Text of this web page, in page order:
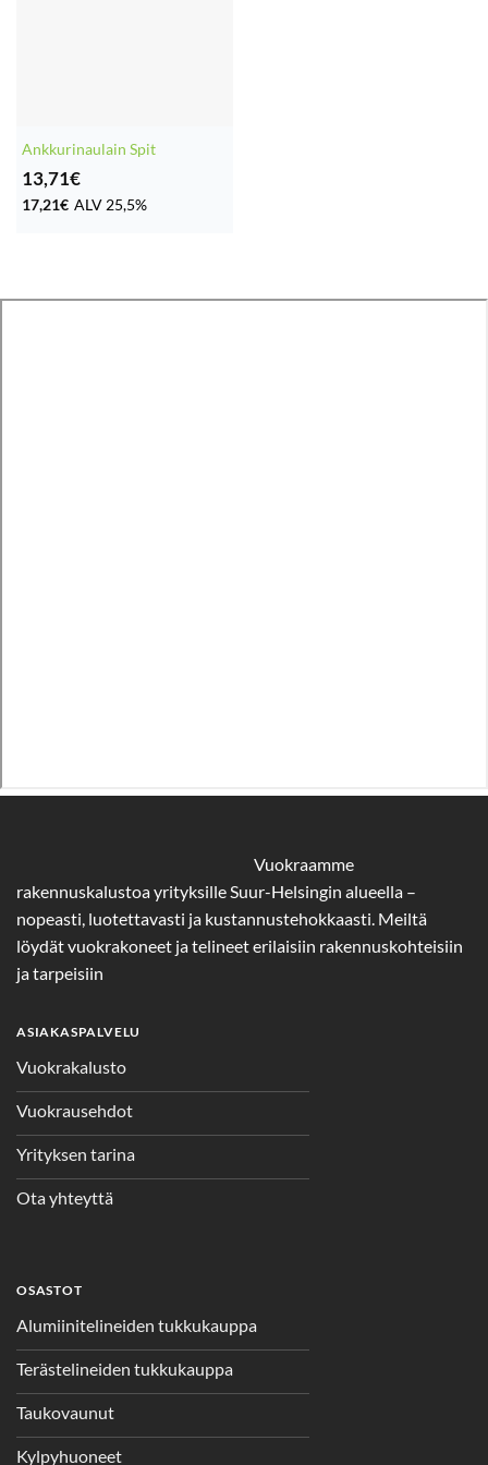
Ankkurinaulain Spit
13,71€
17,21€ ALV 25,5%
Vuokraamme
rakennuskalustoa yrityksille Suur-Helsingin alueella –
nopeasti, luotettavasti ja kustannustehokkaasti. Meiltä
löydät vuokrakoneet ja telineet erilaisiin rakennuskohteisiin
ja tarpeisiin
ASIAKASPALVELU
Vuokrakalusto
Vuokrausehdot
Yrityksen tarina
Ota yhteyttä
OSASTOT
Alumiinitelineiden tukkukauppa
Terästelineiden tukkukauppa
Taukovaunut
Kylpyhuoneet